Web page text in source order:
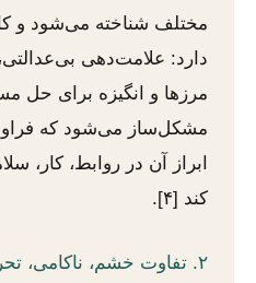
مختلف شناخته می‌شود و
دارد: علامت‌دهی
مشکل‌ساز می‌شود که
ابراز آن در روابط، کار،
کند [۴].
۲. تفاوت خشم، ناکامی،